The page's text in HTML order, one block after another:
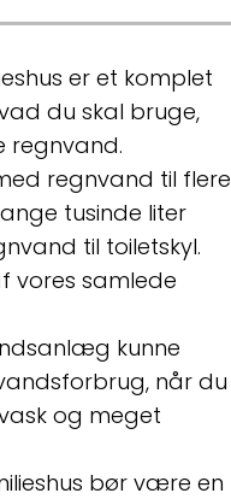
er et komplet
du skal bruge,
regnvand.
regnvand til flere
tusinde liter
til toiletskyl.
vores samlede
kunne
når du
og meget
bør være en